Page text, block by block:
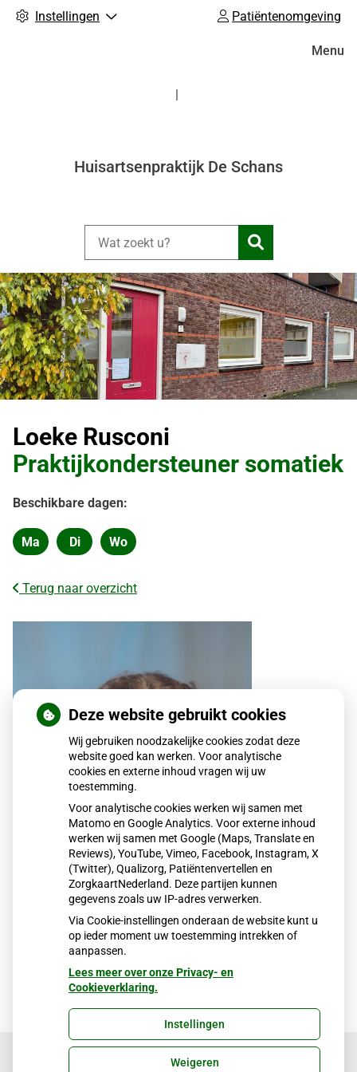
Instellingen Patiëntenomgeving
Huisartsenpraktijk De Schans
Zoeken
Menu
Loeke Rusconi
Praktijkondersteuner somatiek
Beschikbare dagen:
Maandag
Ma Dinsdag
Di Woensdag
Wo
Terug naar overzicht
Deze website gebruikt cookies
Wij gebruiken noodzakelijke cookies zodat deze
website goed kan werken. Voor analytische
cookies en externe inhoud vragen wij uw
toestemming.
Voor analytische cookies werken wij samen met
Matomo en Google Analytics. Voor externe inhoud
werken wij samen met Google (Maps, Translate en
Reviews), YouTube, Vimeo, Facebook, Instagram, X
(Twitter), Qualizorg, Patiëntenvertellen en
ZorgkaartNederland. Deze partijen kunnen
gegevens zoals uw IP-adres verwerken.
Via Cookie-instellingen onderaan de website kunt u
op ieder moment uw toestemming intrekken of
aanpassen.
Lees meer over onze Privacy- en
Cookieverklaring.
Instellingen
Weigeren